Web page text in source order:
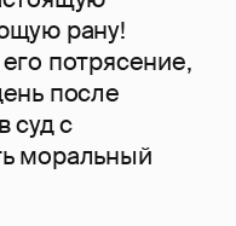
рану!
потрясение,
после
суд с
моральный